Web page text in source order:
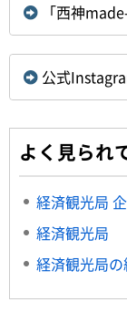
「西神
公式
よく見られ
経済観光局
経済観光局
経済観光局